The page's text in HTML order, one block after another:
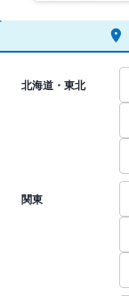
北海道・東北
関東